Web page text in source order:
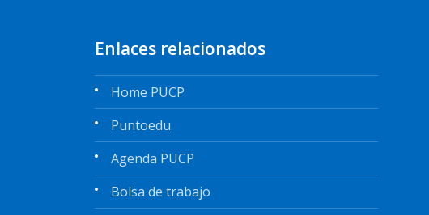
Enlaces relacionados
Home PUCP
Puntoedu
Agenda PUCP
Bolsa de trabajo